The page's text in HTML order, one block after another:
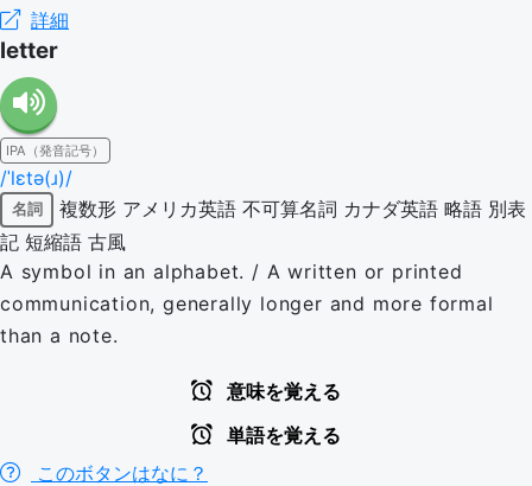
詳細
letter
IPA（発音記号）
/ˈlɛtə(ɹ)/
名詞 複数形 アメリカ英語 不可算名詞 カナダ英語 略語 別表
記 短縮語 古風
A symbol in an alphabet. / A written or printed
communication, generally longer and more formal
than a note.
意味を覚える
単語を覚える
このボタンはなに？